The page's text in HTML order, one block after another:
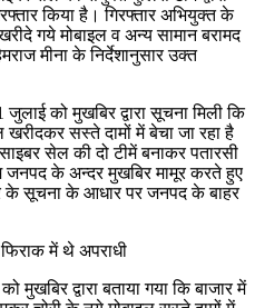
किया है। गिरफ्तार अभियुक्त के
गये मोबाइल व अन्य सामान बरामद
मीना के निर्देशानुसार उक्त
को मुखबिर द्वारा सूचना मिली कि
खरीदकर सस्ते दामों में बेचा जा रहा है
सेल की दो टीमें बनाकर पतारसी
जनपद के अन्दर मुखबिर मामूर करते हुए
के सूचना के आधार पर जनपद के बाहर
में थे अपराधी
मुखबिर द्वारा बताया गया कि बाजार में